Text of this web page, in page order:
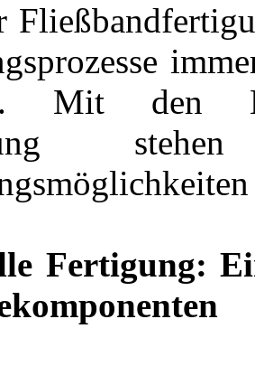
Mit den
Fertigung: